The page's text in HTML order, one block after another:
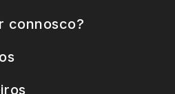
connosco?